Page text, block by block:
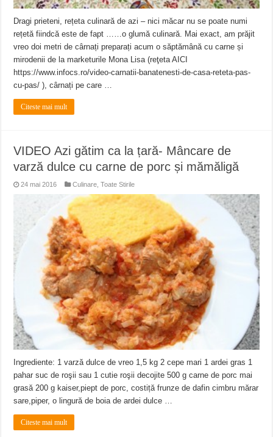
Dragi prieteni, rețeta culinară de azi – nici măcar nu se poate numi
rețetă fiindcă este de fapt ……o glumă culinară. Mai exact, am prăjit
vreo doi metri de cârnați preparați acum o săptămână cu carne și
mirodenii de la marketurile Mona Lisa (reţeta AICI
https://www.infocs.ro/video-carnatii-banatenesti-de-casa-reteta-pas-
cu-pas/ ), cârnați pe care …
Citeste mai mult
VIDEO Azi gătim ca la țară- Mâncare de
varză dulce cu carne de porc și mămăligă
24 mai 2016 Culinare ,Toate Stirile
Ingrediente: 1 varză dulce de vreo 1,5 kg 2 cepe mari 1 ardei gras 1
pahar suc de roşii sau 1 cutie roşii decojite 500 g carne de porc mai
grasă 200 g kaiser,piept de porc, costiță frunze de dafin cimbru mărar
sare,piper, o lingură de boia de ardei dulce …
Citeste mai mult